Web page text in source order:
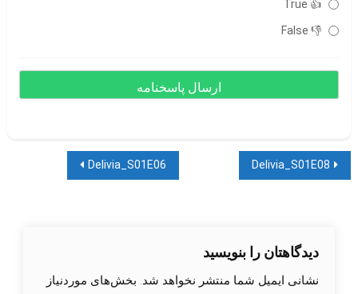
👍 True
👎 False
راهبری
Delivia_S01E06 Delivia_S01E08
دیدگاهتان را بنویسید
نشانی ایمیل شما منتشر نخواهد شد. بخش‌های موردنیاز